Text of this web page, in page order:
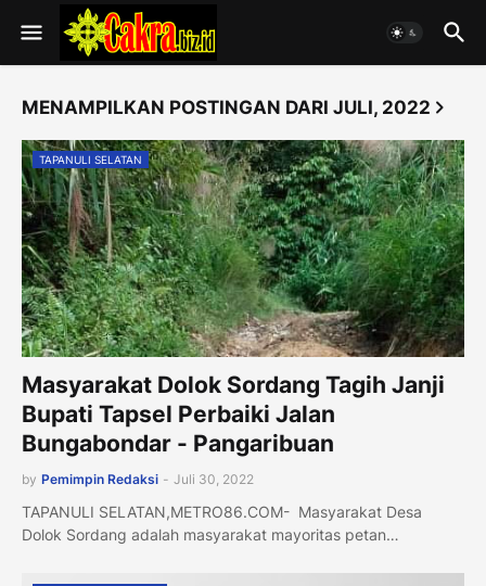
MENAMPILKAN POSTINGAN DARI JULI, 2022
TAPANULI SELATAN
Masyarakat Dolok Sordang Tagih Janji
Bupati Tapsel Perbaiki Jalan
Bungabondar - Pangaribuan
by Pemimpin Redaksi - Juli 30, 2022
TAPANULI SELATAN,METRO86.COM- Masyarakat Desa
Dolok Sordang adalah masyarakat mayoritas petan…